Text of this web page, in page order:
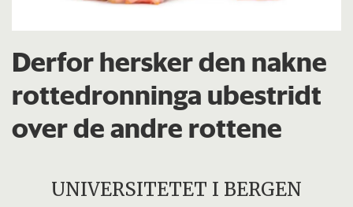
Derfor hersker den nakne
rottedronninga ubestridt
over de andre rottene
UNIVERSITETET I BERGEN